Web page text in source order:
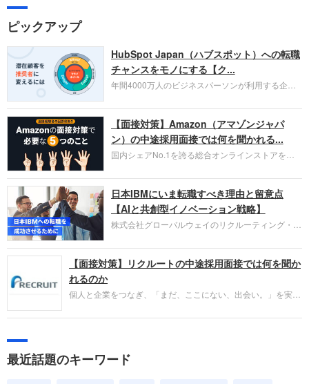
ピックアップ
HubSpot Japan（ハブスポット）への転職
チャンスをモノにする【ク...
年間4000万人のビジネスパーソンが利用する企業
お勧めするイチオシ企業をご紹介します。今回はク
ラウド型CRMプラットフォームを提供する
HubSpot Japan（ハブスポット・ジャパン）株式会
社です。採用面接対策の企業研究にご活用くださ
い。
【面接対策】Amazon（アマゾンジャパ
ン）の中途採用面接では何を聞かれる...
国内シェアNo.1を誇る総合オンラインストアを運
圧倒的な存在感を持つAmazon。中途採用面接では
過去の具体的な業務成果やリーダーシップの発揮、
失敗からの学びが重視され、人間性やカルチャーフ
ィットも評価対象となり、長期的に成長できる仲間
であるかを多角的に審査されます。
日本IBMにいま転職すべき理由と留意点
【AIと共創型イノベーション戦略】
株式会社グローバルウェイのリクルーティング・パ
パーソンが利用する企業口コミサイト「キャリコ
ネ」の転職エージェントがお勧めするイチオシ企業
IBMです。採用面接対策の企業研究にご活用くださ
い。
【面接対策】リクルートの中途採用面接では何を聞か
れるのか
個人と企業をつなぎ、「まだ、ここにない、出会い。」を実現
やこれまでの成果を具体的に問われるほか、「人間性」も評価
しょう。
最近話題のキーワード